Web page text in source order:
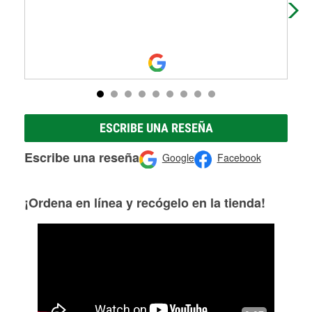
ESCRIBE UNA RESEÑA
Escribe una reseña Google Facebook
¡Ordena en línea y recógelo en la tienda!